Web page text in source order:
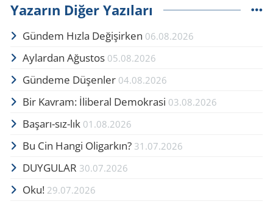
Yazarın Diğer Yazıları
Gündem Hızla Değişirken 06.08.2026
Aylardan Ağustos 05.08.2026
Gündeme Düşenler 04.08.2026
Bir Kavram: İliberal Demokrasi 03.08.2026
Başarı-sız-lık 01.08.2026
Bu Cin Hangi Oligarkın? 31.07.2026
DUYGULAR 30.07.2026
Oku! 29.07.2026